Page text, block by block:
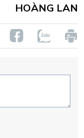
HOÀNG LAN